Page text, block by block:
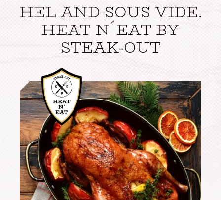
HEL AND SOUS VIDE.
HEAT N´EAT BY
STEAK-OUT